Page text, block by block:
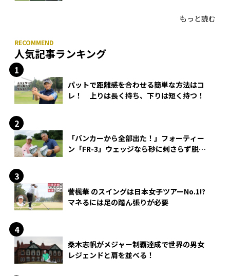
もっと読む
人気記事ランキング
パットで距離感を合わせる簡単な方法はコ
レ！ 上りは長く持ち、下りは短く持つ！
「バンカーから全部出た！」フォーティー
ン「FR-3」ウェッジなら砂に刺さらず脱出
菅楓華 のスイングは日本女子ツアーNo.1!?
マネるには足の踏ん張りが必要
桑木志帆がメジャー制覇達成で世界の男女
レジェンドと肩を並べる！